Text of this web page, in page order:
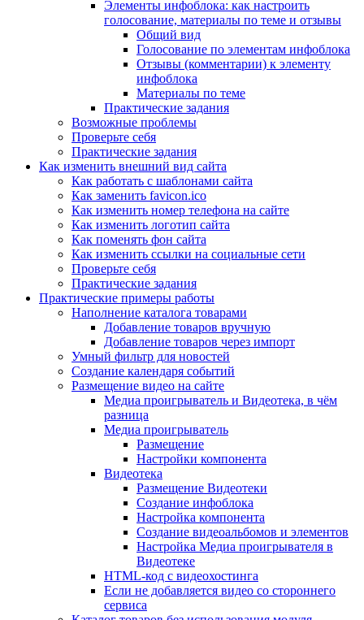
Элементы инфоблока: как настроить
голосование, материалы по теме и отзывы
Общий вид
Голосование по элементам инфоблока
Отзывы (комментарии) к элементу
инфоблока
Материалы по теме
Практические задания
Возможные проблемы
Проверьте себя
Практические задания
Как изменить внешний вид сайта
Как работать с шаблонами сайта
Как заменить favicon.ico
Как изменить номер телефона на сайте
Как изменить логотип сайта
Как поменять фон сайта
Как изменить ссылки на социальные сети
Проверьте себя
Практические задания
Практические примеры работы
Наполнение каталога товарами
Добавление товаров вручную
Добавление товаров через импорт
Умный фильтр для новостей
Создание календаря событий
Размещение видео на сайте
Медиа проигрыватель и Видеотека, в чём
разница
Медиа проигрыватель
Размещение
Настройки компонента
Видеотека
Размещение Видеотеки
Создание инфоблока
Настройка компонента
Создание видеоальбомов и элементов
Настройка Медиа проигрывателя в
Видеотеке
HTML-код с видеохостинга
Если не добавляется видео со стороннего
сервиса